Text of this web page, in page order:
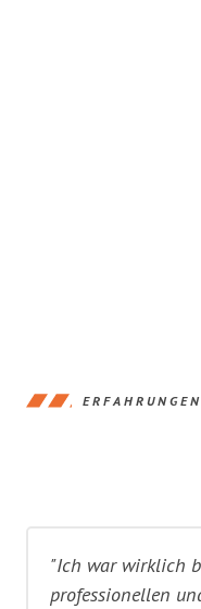
ERFAHRUNGEN
"Ich war wirklich
professionellen